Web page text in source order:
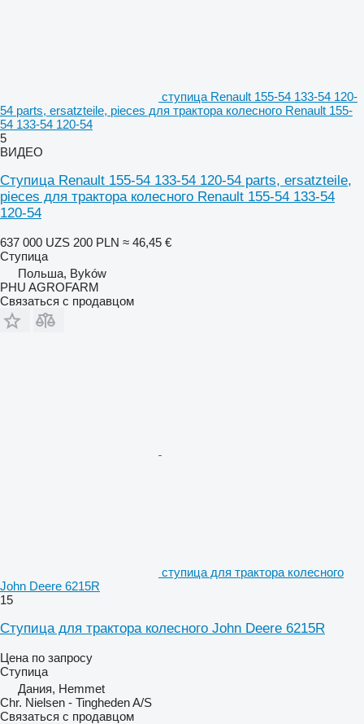
ступица Renault 155-54 133-54 120-
54 parts, ersatzteile, pieces для трактора колесного Renault 155-
54 133-54 120-54
5
ВИДЕО
Ступица Renault 155-54 133-54 120-54 parts, ersatzteile,
pieces для трактора колесного Renault 155-54 133-54
120-54
637 000 UZS 200 PLN ≈ 46,45 €
Ступица
Польша, Byków
PHU AGROFARM
Связаться с продавцом
ступица для трактора колесного
John Deere 6215R
15
Ступица для трактора колесного John Deere 6215R
Цена по запросу
Ступица
Дания, Hemmet
Chr. Nielsen - Tingheden A/S
Связаться с продавцом